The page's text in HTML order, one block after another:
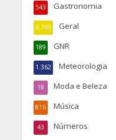
Gastronomia
543
Geral
6.769
GNR
189
Meteorologia
1.362
Moda e Beleza
18
Música
816
Números
43